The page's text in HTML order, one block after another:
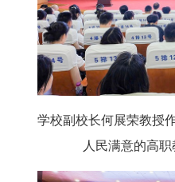
学校副校长何展荣教授
人民满意的高